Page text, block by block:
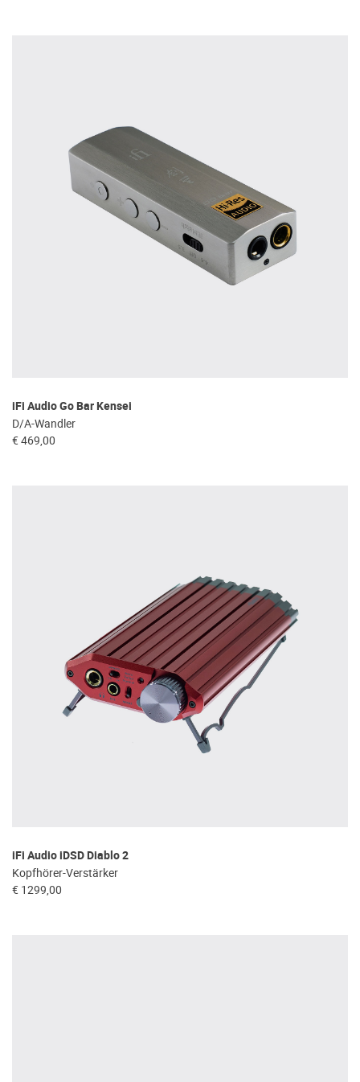
iFi Audio Go Bar Kensei
D/A-Wandler
€ 469,00
iFi Audio iDSD Diablo 2
Kopfhörer-Verstärker
€ 1299,00